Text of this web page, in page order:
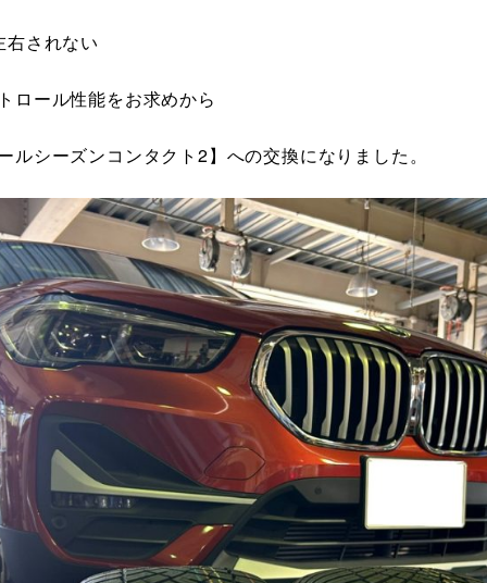
右されない
ロール性能をお求めから
ルシーズンコンタクト2】への交換になりました。